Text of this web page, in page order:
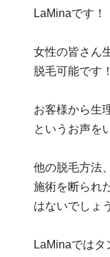
LaMinaです！
女性の皆さん
脱毛可能です！
お客様から生
というお声を
他の脱毛方法
施術を断られ
はないでしょ
LaMinaでは